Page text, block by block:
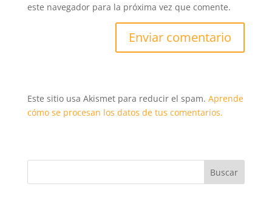
este navegador para la próxima vez que comente.
Este sitio usa Akismet para reducir el spam. Aprende
cómo se procesan los datos de tus comentarios.